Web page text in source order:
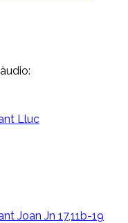
Lluc
Joan Jn 17,11b-19